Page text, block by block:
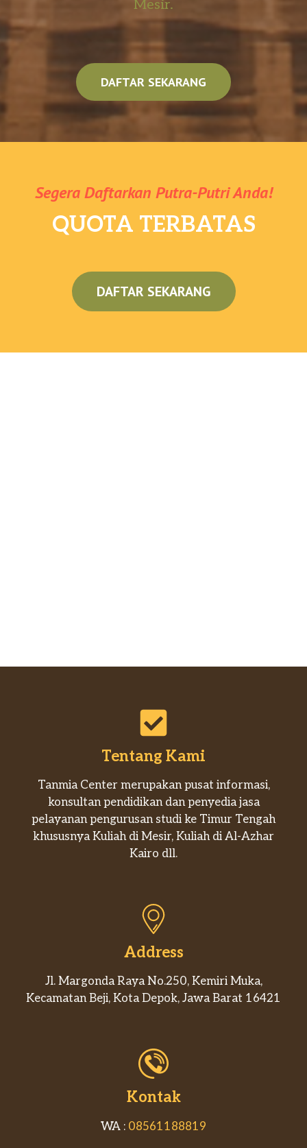
Mesir.
DAFTAR SEKARANG
Segera Daftarkan Putra-Putri Anda!
QUOTA TERBATAS
DAFTAR SEKARANG
Tentang Kami
Tanmia Center merupakan pusat informasi,
konsultan pendidikan dan penyedia jasa
pelayanan pengurusan studi ke Timur Tengah
khususnya Kuliah di Mesir, Kuliah di Al-Azhar
Kairo dll.
Address
Jl. Margonda Raya No.250, Kemiri Muka,
Kecamatan Beji, Kota Depok, Jawa Barat 16421
Kontak
WA : 08561188819